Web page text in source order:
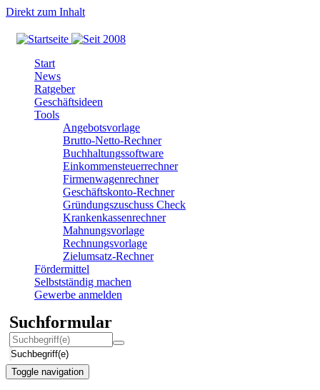
Direkt zum Inhalt
Start
News
Ratgeber
Geschäftsideen
Tools
Angebotsvorlage
Brutto-Netto-Rechner
Buchhaltungssoftware
Einkommensteuerrechner
Firmenwagenrechner
Geschäftskonto-Rechner
Gründungszuschuss Check
Krankenkassenrechner
Mahnungsvorlage
Rechnungsvorlage
Zielumsatz-Rechner
Fördermittel
Selbstständig machen
Gewerbe anmelden
Suchformular
Suchbegriff(e)
Toggle navigation